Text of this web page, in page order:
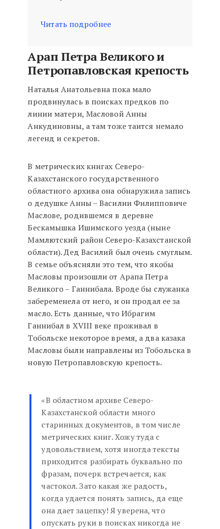
Читать подробнее
Арап Петра Великого и
Петропавловская крепость
Наталья Анатольевна пока мало
продвинулась в поисках предков по
линии матери, Масловой Анны
Анкудиновны, а там тоже таится немало
легенд и секретов.
В метрических книгах Северо-
Казахстанского государственного
областного архива она обнаружила запись
о дедушке Анны – Василии Филипповиче
Маслове, родившемся в деревне
Бескамышка Ишимского уезда (ныне
Мамлютский район Северо-Казахстанской
области). Дед Василий был очень смуглым.
В семье объясняли это тем, что якобы
Масловы произошли от Арапа Петра
Великого – Ганнибала. Вроде бы служанка
забеременела от него, и он продал ее за
масло. Есть данные, что Ибрагим
Ганнибал в XVIII веке проживал в
Тобольске некоторое время, а два казака
Масловы были направлены из Тобольска в
новую Петропавловскую крепость.
«В областном архиве Северо-
Казахстанской области много
старинных документов, в том числе
метрических книг. Хожу туда с
удовольствием, хотя иногда тексты
приходится разбирать буквально по
фразам, почерк встречается, как
частокол. Зато какая же радость,
когда удается понять запись, да еще
она дает зацепку! Я уверена, что
опускать руки в поисках никогда не